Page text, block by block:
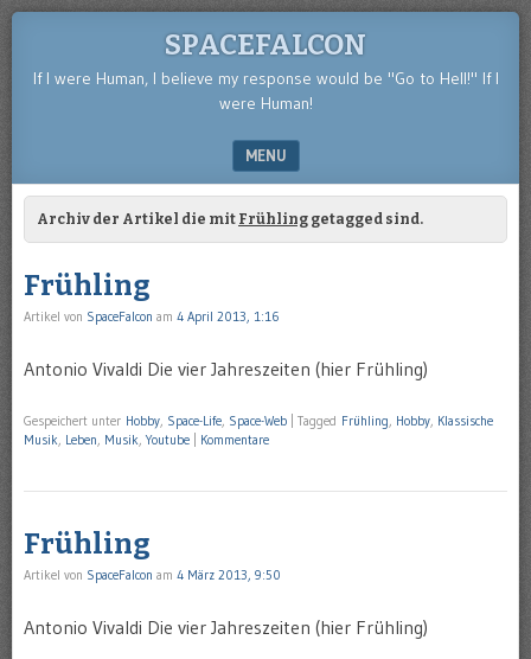
SPACEFALCON
If I were Human, I believe my response would be "Go to Hell!" If I
were Human!
MENU
SKIP TO CONTENT
Archiv der Artikel die mit Frühling getagged sind.
Frühling
Artikel von SpaceFalcon am 4 April 2013, 1:16
Antonio Vivaldi Die vier Jahreszeiten (hier Frühling)
Gespeichert unter Hobby, Space-Life, Space-Web Tagged Frühling, Hobby, Klassische
Musik, Leben, Musik,Youtube Kommentare
Frühling
Artikel von SpaceFalcon am 4 März 2013, 9:50
Antonio Vivaldi Die vier Jahreszeiten (hier Frühling)